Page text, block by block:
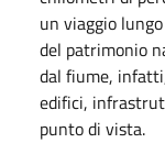
un viaggio
del patrimonio
dal fiume,
edifici,
punto di vista.